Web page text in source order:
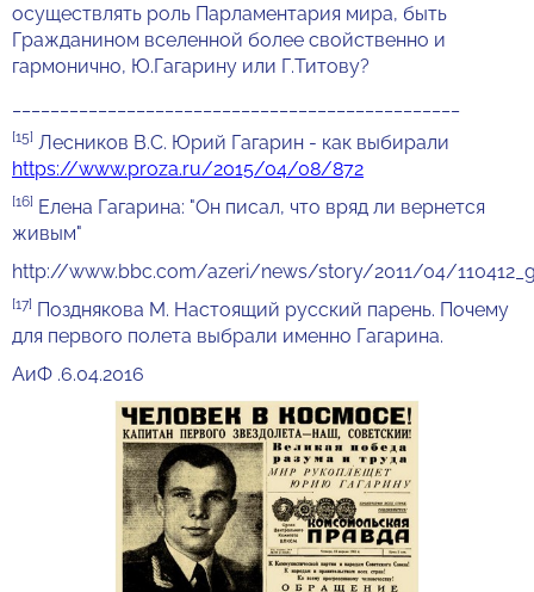
осуществлять роль Парламентария мира, быть
Гражданином вселенной более свойственно и
гармонично, Ю.Гагарину или Г.Титову?
[15] Лесников В.С. Юрий Гагарин - как выбирали
https://www.proza.ru/2015/04/08/872
[16] Елена Гагарина: "Он писал, что вряд ли вернется
живым"
http://www.bbc.com/azeri/news/story/2011/04/
[17] Позднякова М. Настоящий русский парень. Почему
для первого полета выбрали именно Гагарина.
АиФ .6.04.2016